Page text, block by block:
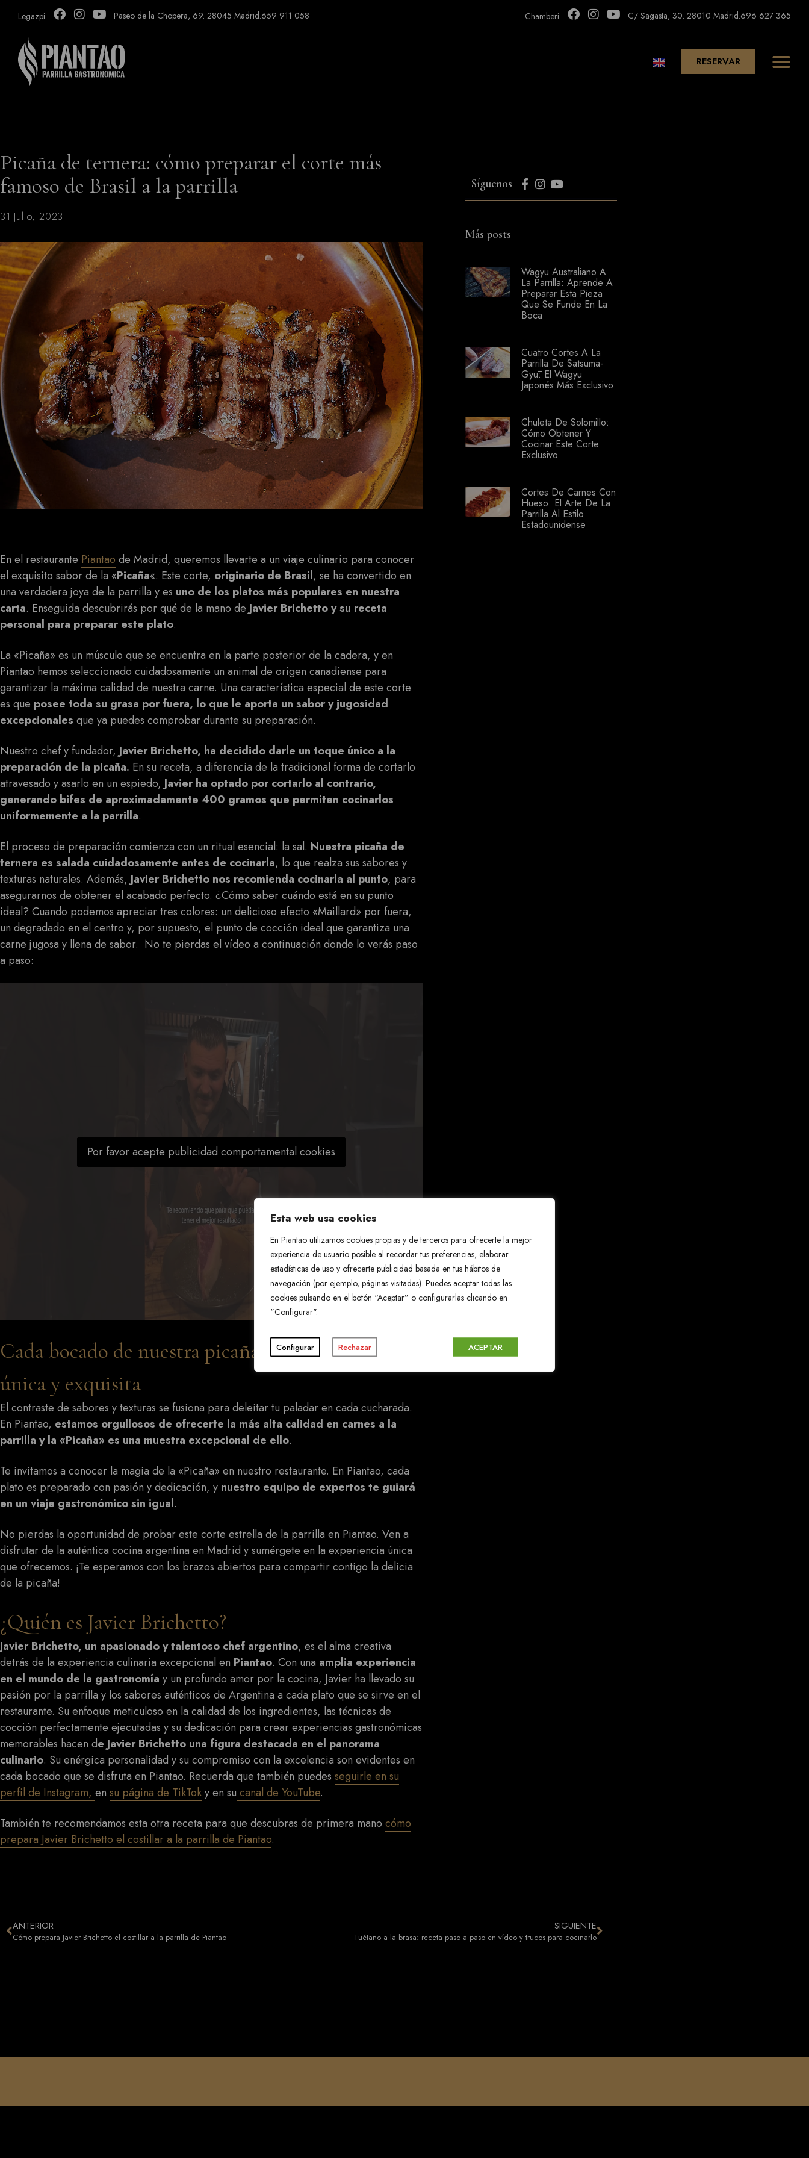
Esta web usa cookies
En Piantao utilizamos cookies propias y de terceros para ofrecerte la mejor
experiencia de usuario posible al recordar tus preferencias, elaborar
estadísticas de uso y ofrecerte publicidad basada en tus hábitos de
navegación (por ejemplo, páginas visitadas). Puedes aceptar todas las
cookies pulsando en el botón “Aceptar” o configurarlas clicando en
"Configurar".
Configurar Rechazar ACEPTAR
Legazpi Paseo de la Chopera, 69. 28045 Madrid.659 911 058 Chamberí C/ Sagasta, 30. 28010 Madrid.696 627 365
RESERVAR
Picaña de ternera: cómo preparar el corte más
famoso de Brasil a la parrilla
31 Julio, 2023
En el restaurante Piantao de Madrid, queremos llevarte a un viaje culinario para conocer
el exquisito sabor de la «Picaña«. Este corte, originario de Brasil, se ha convertido en
una verdadera joya de la parrilla y es uno de los platos más populares en nuestra
carta. Enseguida descubrirás por qué de la mano deJavier Brichetto y su receta
personal para preparar este plato.
La «Picaña» es un músculo que se encuentra en la parte posterior de la cadera, y en
Piantao hemos seleccionado cuidadosamente un animal de origen canadiense para
garantizar la máxima calidad de nuestra carne. Una característica especial de este corte
es que posee toda su grasa por fuera, lo que le aporta un sabor y jugosidad
excepcionales que ya puedes comprobar durante su preparación.
Nuestro chef y fundador,Javier Brichetto, ha decidido darle un toque único a la
preparación de la picaña. En su receta, a diferencia de la tradicional forma de cortarlo
atravesado y asarlo en un espiedo,Javier ha optado por cortarlo al contrario,
generando bifes de aproximadamente 400 gramos que permiten cocinarlos
uniformemente a la parrilla.
El proceso de preparación comienza con un ritual esencial: la sal. Nuestra picaña de
ternera es salada cuidadosamente antes de cocinarla, lo que realza sus sabores y
texturas naturales. Además,Javier Brichetto nos recomienda cocinarla al punto, para
asegurarnos de obtener el acabado perfecto. ¿Cómo saber cuándo está en su punto
ideal? Cuando podemos apreciar tres colores: un delicioso efecto «Maillard» por fuera,
un degradado en el centro y, por supuesto, el punto de cocción ideal que garantiza una
carne jugosa y llena de sabor. No te pierdas el vídeo a continuación donde lo verás paso
a paso:
Por favor acepte publicidad comportamental cookies
Cada bocado de nuestra picaña es una experiencia
única y exquisita
El contraste de sabores y texturas se fusiona para deleitar tu paladar en cada cucharada.
En Piantao, estamos orgullosos de ofrecerte la más alta calidad en carnes a la
parrilla y la «Picaña» es una muestra excepcional de ello.
Te invitamos a conocer la magia de la «Picaña» en nuestro restaurante. En Piantao, cada
plato es preparado con pasión y dedicación, y nuestro equipo de expertos te guiará
en un viaje gastronómico sin igual.
No pierdas la oportunidad de probar este corte estrella de la parrilla en Piantao. Ven a
disfrutar de la auténtica cocina argentina en Madrid y sumérgete en la experiencia única
que ofrecemos. ¡Te esperamos con los brazos abiertos para compartir contigo la delicia
de la picaña!
¿Quién es Javier Brichetto?
Javier Brichetto, un apasionado y talentoso chef argentino, es el alma creativa
detrás de la experiencia culinaria excepcional en Piantao. Con una amplia experiencia
en el mundo de la gastronomía y un profundo amor por la cocina, Javier ha llevado su
pasión por la parrilla y los sabores auténticos de Argentina a cada plato que se sirve en el
restaurante. Su enfoque meticuloso en la calidad de los ingredientes, las técnicas de
cocción perfectamente ejecutadas y su dedicación para crear experiencias gastronómicas
memorables hacen de Javier Brichetto una figura destacada en el panorama
culinario. Su enérgica personalidad y su compromiso con la excelencia son evidentes en
cada bocado que se disfruta en Piantao. Recuerda que también puedes seguirle en su
perfil de Instagram, en su página de TikToky en su canal de YouTube.
También te recomendamos esta otra receta para que descubras de primera mano cómo
prepara Javier Brichetto el costillar a la parrilla de Piantao.
Síguenos
Más posts
Wagyu Australiano A
La Parrilla: Aprende A
Preparar Esta Pieza
Que Se Funde En La
Boca
Cuatro Cortes A La
Parrilla De Satsuma-
Gyū: El Wagyu
Japonés Más Exclusivo
Chuleta De Solomillo:
Cómo Obtener Y
Cocinar Este Corte
Exclusivo
Cortes De Carnes Con
Hueso: El Arte De La
Parrilla Al Estilo
Estadounidense
ANTERIOR
Cómo prepara Javier Brichetto el costillar a la parrilla de Piantao
SIGUIENTE
Tuétano a la brasa: receta paso a paso en vídeo y trucos para cocinarlo